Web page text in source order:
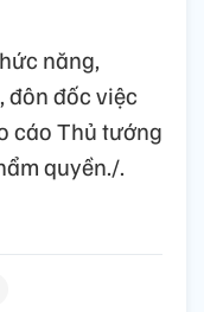
năng,
đôn đốc việc
cáo Thủ tướng
quyền./.